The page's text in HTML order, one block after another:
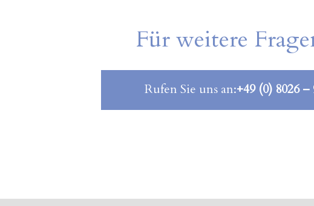
Für weitere
Rufen Sie uns an:+49 (0) 8026 –